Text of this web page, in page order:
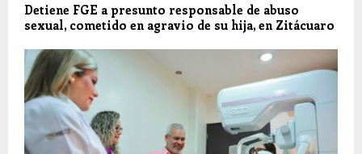
Detiene FGE a presunto responsable de abuso
sexual, cometido en agravio de su hija, en Zitácuaro